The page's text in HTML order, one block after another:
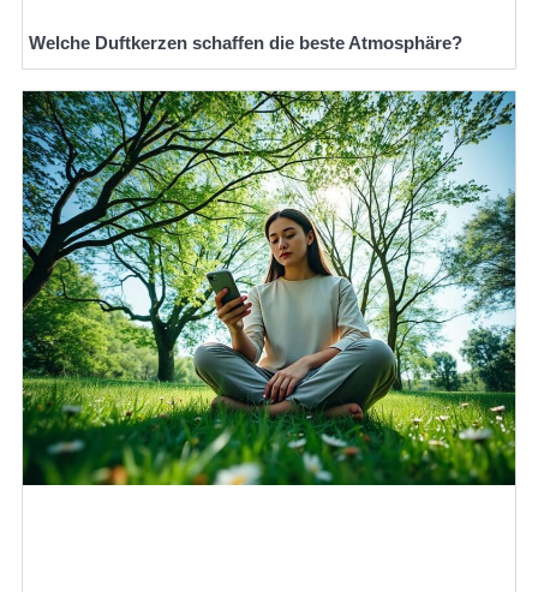
Welche Duftkerzen schaffen die beste Atmosphäre?